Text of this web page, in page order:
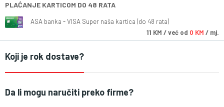
PLAĆANJE KARTICOM DO 48 RATA
ASA banka - VISA Super naša kartica (do 48 rata)
11 KM / već od 0 KM / mj.
Koji je rok dostave?
Da li mogu naručiti preko firme?